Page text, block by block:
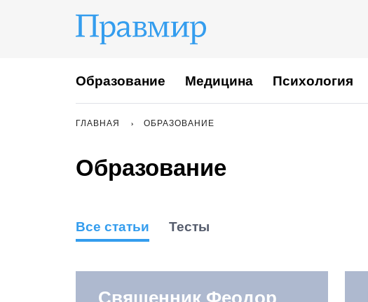
Образование Медицина Психология
ГЛАВНАЯ ОБРАЗОВАНИЕ
Образование
Все статьи Тесты
Священник Феодор